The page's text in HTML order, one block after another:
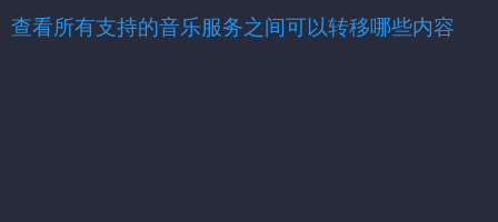
查看所有支持的音乐服务之间可以转移哪些内容